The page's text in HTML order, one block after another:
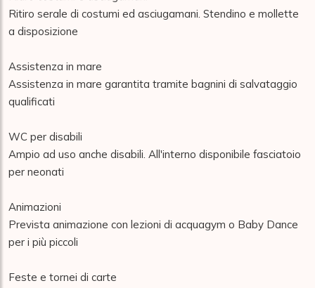
Ritiro serale di costumi ed asciugamani. Stendino e mollette
a disposizione
Assistenza in mare
Assistenza in mare garantita tramite bagnini di salvataggio
qualificati
WC per disabili
Ampio ad uso anche disabili. All'interno disponibile fasciatoio
per neonati
Animazioni
Prevista animazione con lezioni di acquagym o Baby Dance
per i più piccoli
Feste e tornei di carte